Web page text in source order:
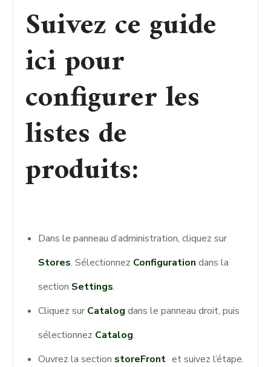
Suivez ce guide
ici pour
configurer les
listes de
produits:
Dans le panneau d’administration, cliquez sur
Stores. Sélectionnez Configuration dans la
section Settings.
Cliquez sur Catalogdans le panneau droit, puis
sélectionnez Catalog.
Ouvrez la section storeFront et suivez l’étape.